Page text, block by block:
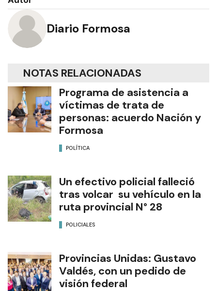
Diario Formosa
NOTAS RELACIONADAS
Programa de asistencia a
víctimas de trata de
personas: acuerdo Nación y
Formosa
POLÍTICA
Un efectivo policial falleció
tras volcar su vehículo en la
ruta provincial N° 28
POLICIALES
Provincias Unidas: Gustavo
Valdés, con un pedido de
visión federal